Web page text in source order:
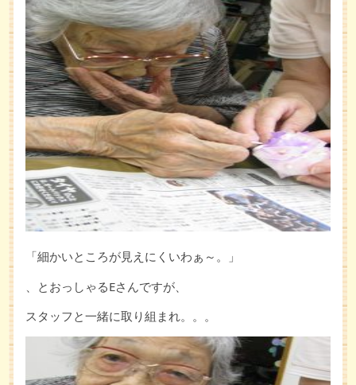
「細かいところが見えにくいわぁ～。」
、とおっしゃるEさんですが、
スタッフと一緒に取り組まれ。。。